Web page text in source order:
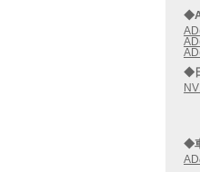
◆
◆